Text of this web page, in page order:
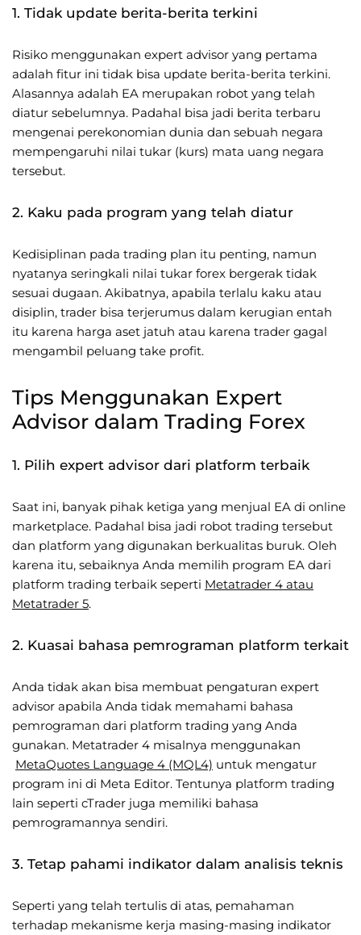
1. Tidak update berita-berita terkini
Risiko menggunakan expert advisor yang pertama
adalah fitur ini tidak bisa update berita-berita terkini.
Alasannya adalah EA merupakan robot yang telah
diatur sebelumnya. Padahal bisa jadi berita terbaru
mengenai perekonomian dunia dan sebuah negara
mempengaruhi nilai tukar (kurs) mata uang negara
tersebut.
2. Kaku pada program yang telah diatur
Kedisiplinan pada trading plan itu penting, namun
nyatanya seringkali nilai tukar forex bergerak tidak
sesuai dugaan. Akibatnya, apabila terlalu kaku atau
disiplin, trader bisa terjerumus dalam kerugian entah
itu karena harga aset jatuh atau karena trader gagal
mengambil peluang take profit.
Tips Menggunakan Expert
Advisor dalam Trading Forex
1. Pilih expert advisor dari platform terbaik
Saat ini, banyak pihak ketiga yang menjual EA di online
marketplace. Padahal bisa jadi robot trading tersebut
dan platform yang digunakan berkualitas buruk. Oleh
karena itu, sebaiknya Anda memilih program EA dari
platform trading terbaik seperti Metatrader 4 atau
Metatrader 5.
2. Kuasai bahasa pemrograman platform terkait
Anda tidak akan bisa membuat pengaturan expert
advisor apabila Anda tidak memahami bahasa
pemrograman dari platform trading yang Anda
gunakan. Metatrader 4 misalnya menggunakan
MetaQuotes Language 4 (MQL4) untuk mengatur
program ini di Meta Editor. Tentunya platform trading
lain seperti cTrader juga memiliki bahasa
pemrogramannya sendiri.
3. Tetap pahami indikator dalam analisis teknis
Seperti yang telah tertulis di atas, pemahaman
terhadap mekanisme kerja masing-masing indikator